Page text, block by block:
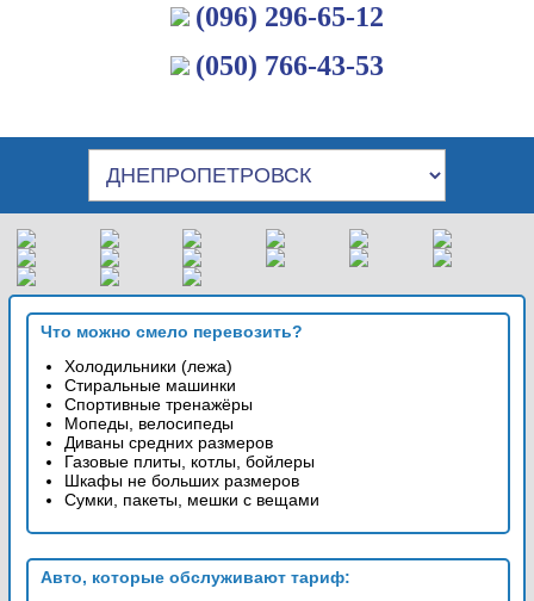
(096) 296-65-12
(050) 766-43-53
Что можно смело перевозить?
Холодильники (лежа)
Стиральные машинки
Спортивные тренажёры
Мопеды, велосипеды
Диваны средних размеров
Газовые плиты, котлы, бойлеры
Шкафы не больших размеров
Сумки, пакеты, мешки с вещами
Авто, которые обслуживают тариф: